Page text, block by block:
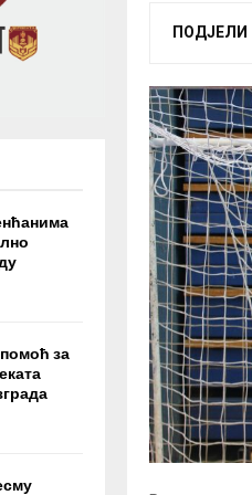
ПОДЈЕЛИ
за